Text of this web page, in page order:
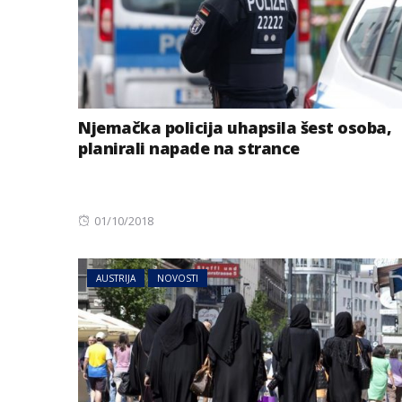
Njemačka policija uhapsila šest osoba,
planirali napade na strance
Posted
01/10/2018
AUSTRIJA NOVOSTI